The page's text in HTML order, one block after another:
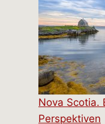
Nova Scotia.
Perspektiven